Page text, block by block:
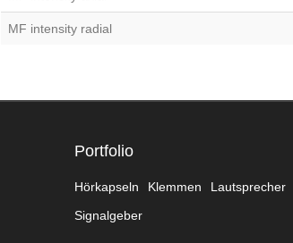
MF intensity radial
Portfolio
Hörkapseln Klemmen Lautsprecher
Signalgeber